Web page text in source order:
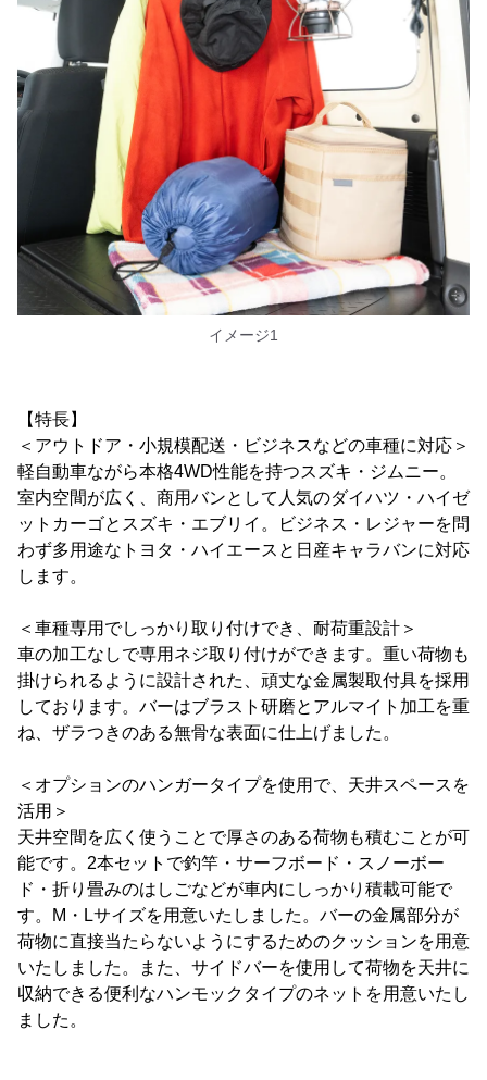
イメージ1
【特長】
＜アウトドア・小規模配送・ビジネスなどの車種に対応＞
軽自動車ながら本格4WD性能を持つスズキ・ジムニー。
室内空間が広く、商用バンとして人気のダイハツ・ハイゼ
ットカーゴとスズキ・エブリイ。ビジネス・レジャーを問
わず多用途なトヨタ・ハイエースと日産キャラバンに対応
します。
＜車種専用でしっかり取り付けでき、耐荷重設計＞
車の加工なしで専用ネジ取り付けができます。重い荷物も
掛けられるように設計された、頑丈な金属製取付具を採用
しております。バーはブラスト研磨とアルマイト加工を重
ね、ザラつきのある無骨な表面に仕上げました。
＜オプションのハンガータイプを使用で、天井スペースを
活用＞
天井空間を広く使うことで厚さのある荷物も積むことが可
能です。2本セットで釣竿・サーフボード・スノーボー
ド・折り畳みのはしごなどが車内にしっかり積載可能で
す。M・Lサイズを用意いたしました。バーの金属部分が
荷物に直接当たらないようにするためのクッションを用意
いたしました。また、サイドバーを使用して荷物を天井に
収納できる便利なハンモックタイプのネットを用意いたし
ました。